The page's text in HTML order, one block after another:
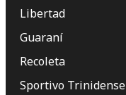
Libertad
Guaraní
Recoleta
Sportivo Trinidense